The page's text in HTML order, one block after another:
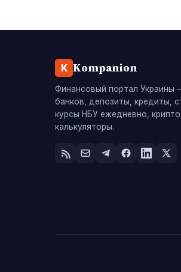
K Kompanion
Финансовый портал Украины
банков, депозиты, кредиты,
курсы НБУ ежедневно,
калькуляторы.